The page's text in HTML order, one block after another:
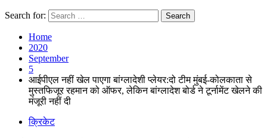
Search for:
Home
2020
September
5
आईपीएल नहीं खेल पाएगा बांग्लादेशी प्लेयर:दो टीम मुंबई-कोलकाता से
मुस्तफिजूर रहमान को ऑफर, लेकिन बांग्लादेश बोर्ड ने टूर्नामेंट खेलने की
मंजूरी नहीं दी
क्रिकेट